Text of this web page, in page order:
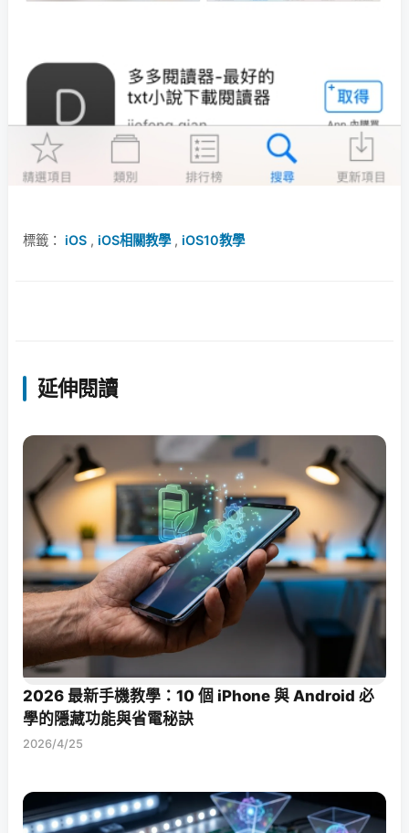
標籤： iOS , iOS相關教學, iOS10教學
延伸閱讀
2026 最新手機教學：10 個 iPhone 與 Android 必
學的隱藏功能與省電秘訣
2026/4/25